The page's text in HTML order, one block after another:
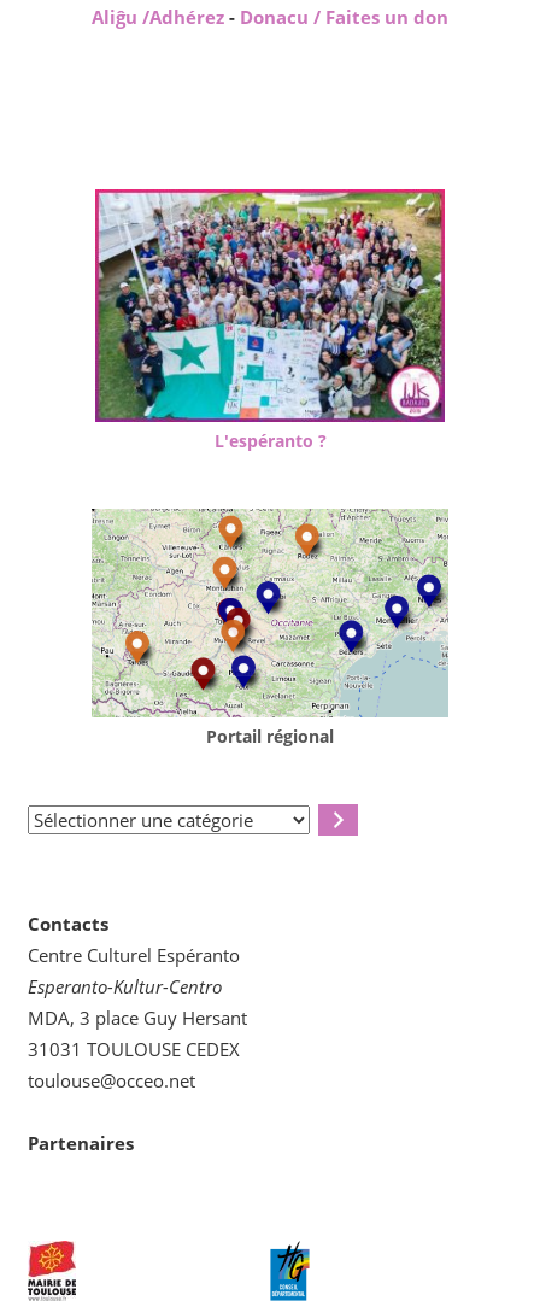
Aliĝu /Adhérez - Donacu / Faites un don
L'espéranto ?
Portail régional
Sélectionner
Contacts
Centre Culturel Espéranto
Esperanto-Kultur-Centro
MDA, 3 place Guy Hersant
31031 TOULOUSE CEDEX
toulouse@occeo.net
Partenaires